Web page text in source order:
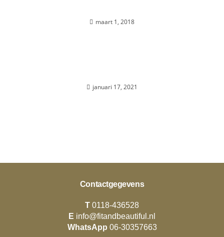
maart 1, 2018
januari 17, 2021
Contactgegevens
T 0118-436528
E info@fitandbeautiful.nl
WhatsApp 06-30357663